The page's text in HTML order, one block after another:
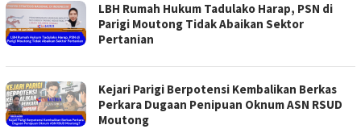
LBH Rumah Hukum Tadulako Harap, PSN di
Parigi Moutong Tidak Abaikan Sektor
Pertanian
Kejari Parigi Berpotensi Kembalikan Berkas
Perkara Dugaan Penipuan Oknum ASN RSUD
Moutong